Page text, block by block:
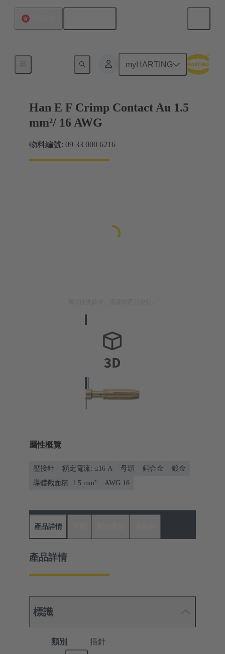
myHARTING
Han E F Crimp Contact Au 1.5
mm²/ 16 AWG
物料編號: 09 33 000 6216
屬性概覽
壓接針 額定電流: ≤16 A 母頭 銅合金
鍍金
導體截面積: 1.5 mm²
AWG 16
產品詳情
產品詳情
標識
類別 插針